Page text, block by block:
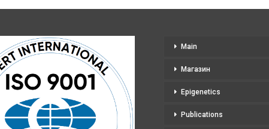
Main
Магазин
Epigenetics
Publications